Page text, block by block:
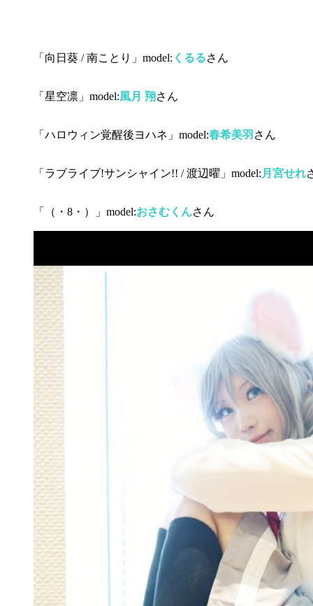
「向日葵 / 南ことり」model: くるるさん
「星空凛」model:風月 翔 さん
「ハロウィン覚醒後ヨハネ」model:春希美羽 さん
「ラブライブ!サンシャイン!! / 渡辺曜」model: 月宮せれ
「（・8・）」model:おさむくんさん